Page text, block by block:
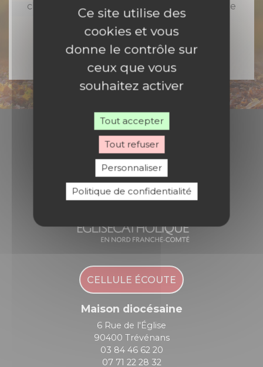
chaque semaine toute l'actualité catholique
en Nord Franche-Comté
Diocèse de Belfort - Montbéliard
CELLULE ÉCOUTE
Maison diocésaine
6 Rue de l'Église
90400 Trévénans
03 84 46 62 20
07 71 22 28 32
Ce site utilise des
cookies et vous
donne le contrôle sur
ceux que vous
souhaitez activer
Tout accepter
Tout refuser
Personnaliser
Politique de confidentialité